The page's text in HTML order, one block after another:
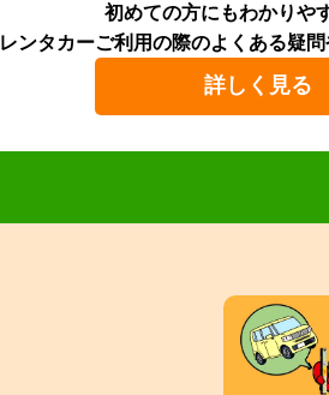
初めての方にもわかりや
レンタカーご利用の際のよくある疑問
詳しく見る